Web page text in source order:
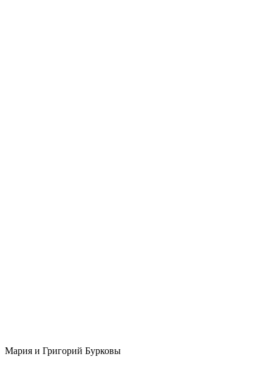
Мария и Григорий Бурковы